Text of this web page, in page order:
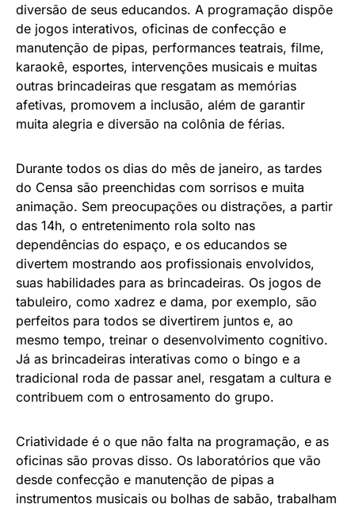
diversão de seus educandos. A programação dispõe
de jogos interativos, oficinas de confecção e
manutenção de pipas, performances teatrais, filme,
karaokê, esportes, intervenções musicais e muitas
outras brincadeiras que resgatam as memórias
afetivas, promovem a inclusão, além de garantir
muita alegria e diversão na colônia de férias.
Durante todos os dias do mês de janeiro, as tardes
do Censa são preenchidas com sorrisos e muita
animação. Sem preocupações ou distrações, a partir
das 14h, o entretenimento rola solto nas
dependências do espaço, e os educandos se
divertem mostrando aos profissionais envolvidos,
suas habilidades para as brincadeiras. Os jogos de
tabuleiro, como xadrez e dama, por exemplo, são
perfeitos para todos se divertirem juntos e, ao
mesmo tempo, treinar o desenvolvimento cognitivo.
Já as brincadeiras interativas como o bingo e a
tradicional roda de passar anel, resgatam a cultura e
contribuem com o entrosamento do grupo.
Criatividade é o que não falta na programação, e as
oficinas são provas disso. Os laboratórios que vão
desde confecção e manutenção de pipas a
instrumentos musicais ou bolhas de sabão, trabalham